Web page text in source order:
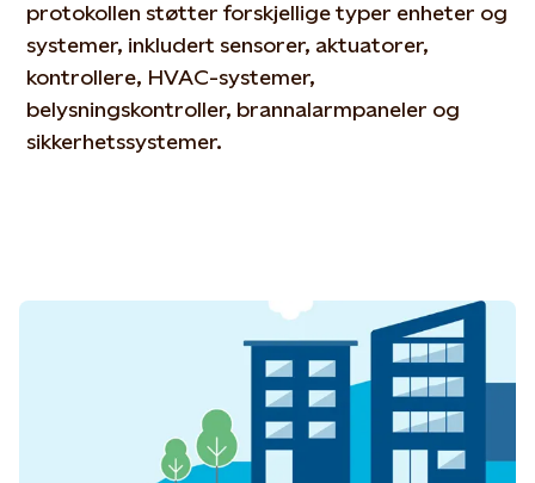
protokollen støtter forskjellige typer enheter og
systemer, inkludert sensorer, aktuatorer,
kontrollere, HVAC-systemer,
belysningskontroller, brannalarmpaneler og
sikkerhetssystemer.